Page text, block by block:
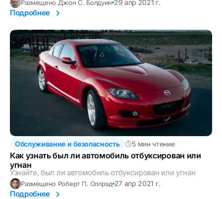
Размещено Джон С. Болдуин 29 апр 2021 г.
Подробнее
Обслуживание и безопасность 5 мин чтение
Как узнать был ли автомобиль отбуксирован или
угнан
Узнайте, был ли автомобиль отбуксирован или угнан
Размещено Роберт П. Оллрэд 27 апр 2021 г.
Подробнее